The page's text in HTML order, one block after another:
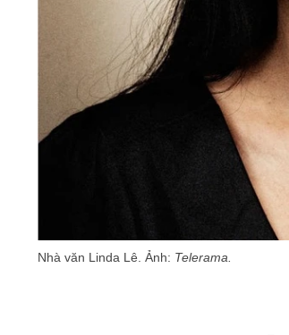
Nhà văn Linda Lê. Ảnh: Telerama.